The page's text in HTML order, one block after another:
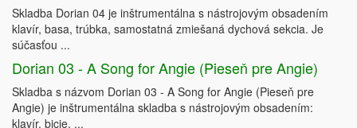
Skladba Dorian 04 je inštrumentálna s nástrojovým obsadením
klavír, basa, trúbka, samostatná zmiešaná dychová sekcia. Je
súčasťou ...
Dorian 03 - A Song for Angie (Pieseň pre Angie)
Skladba s názvom Dorian 03 - A Song for Angie (Pieseň pre
Angie) je inštrumentálna skladba s nástrojovým obsadením:
klavír, bicie, ...